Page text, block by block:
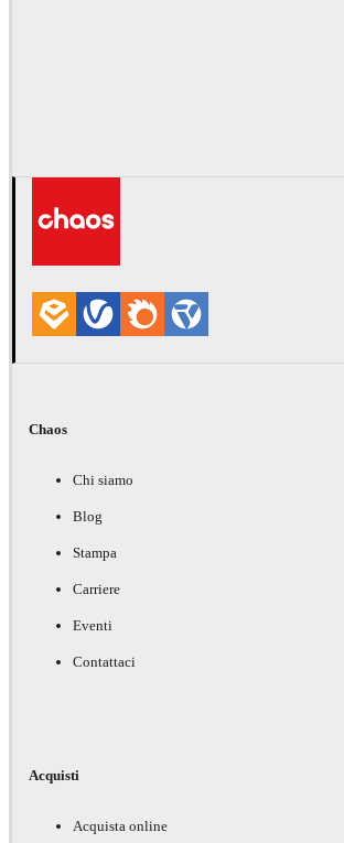
Chaos
Chi siamo
Blog
Stampa
Carriere
Eventi
Contattaci
Acquisti
Acquista online